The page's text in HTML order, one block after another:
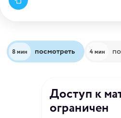
8 мин посмотреть 4 мин
Доступ к
ограничен